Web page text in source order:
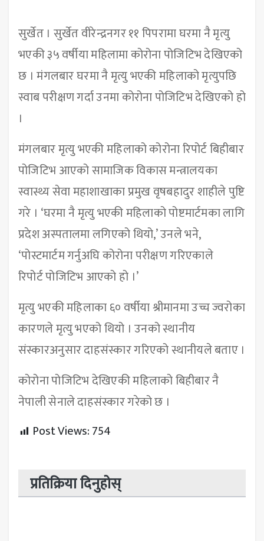
सुर्खेत । सुर्खेत वीरेन्द्रनगर ११ पिपरामा घरमा नै मृत्यु
भएकी ३५ वर्षीया महिलामा कोरोना पोजिटिभ देखिएको
छ । मंगलबार घरमा नै मृत्यु भएकी महिलाको मृत्युपछि
स्वाब परीक्षण गर्दा उनमा कोरोना पोजिटिभ देखिएको हो
।
मंगलबार मृत्यु भएकी महिलाको कोरोना रिपोर्ट बिहीबार
पोजिटिभ आएको सामाजिक विकास मन्त्रालयका
स्वास्थ्य सेवा महाशाखाका प्रमुख वृषबहादुर शाहीले पुष्टि
गरे । ‘घरमा नै मृत्यु भएकी महिलाको पोष्टमार्टमका लागि
प्रदेश अस्पतालमा लगिएको थियो,’ उनले भने,
‘पोस्टमार्टम गर्नुअघि कोरोना परीक्षण गरिएकाले
रिपोर्ट पोजिटिभ आएको हो ।’
मृत्यु भएकी महिलाका ६० वर्षीया श्रीमानमा उच्च ज्वरोका
कारणले मृत्यु भएको थियो । उनको स्थानीय
संस्कारअनुसार दाहसंस्कार गरिएको स्थानीयले बताए ।
कोरोना पोजिटिभ देखिएकी महिलाको बिहीबार नै
नेपाली सेनाले दाहसंस्कार गरेको छ ।
Post Views:754
प्रतिक्रिया दिनुहोस्